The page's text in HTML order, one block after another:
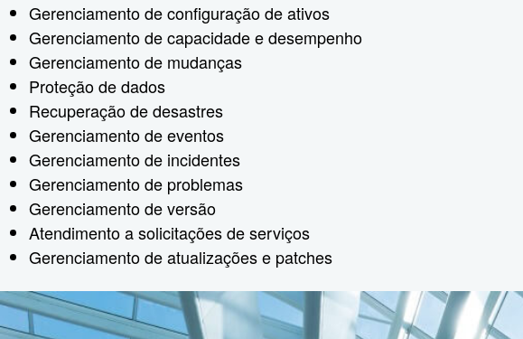
Gerenciamento de configuração de ativos
Gerenciamento de capacidade e desempenho
Gerenciamento de mudanças
Proteção de dados
Recuperação de desastres
Gerenciamento de eventos
Gerenciamento de incidentes
Gerenciamento de problemas
Gerenciamento de versão
Atendimento a solicitações de serviços
Gerenciamento de atualizações e patches